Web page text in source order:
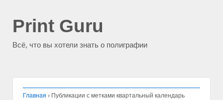
Print Guru
Всё, что вы хотели знать о полиграфии
Главная › Публикации с метками квартальный календарь